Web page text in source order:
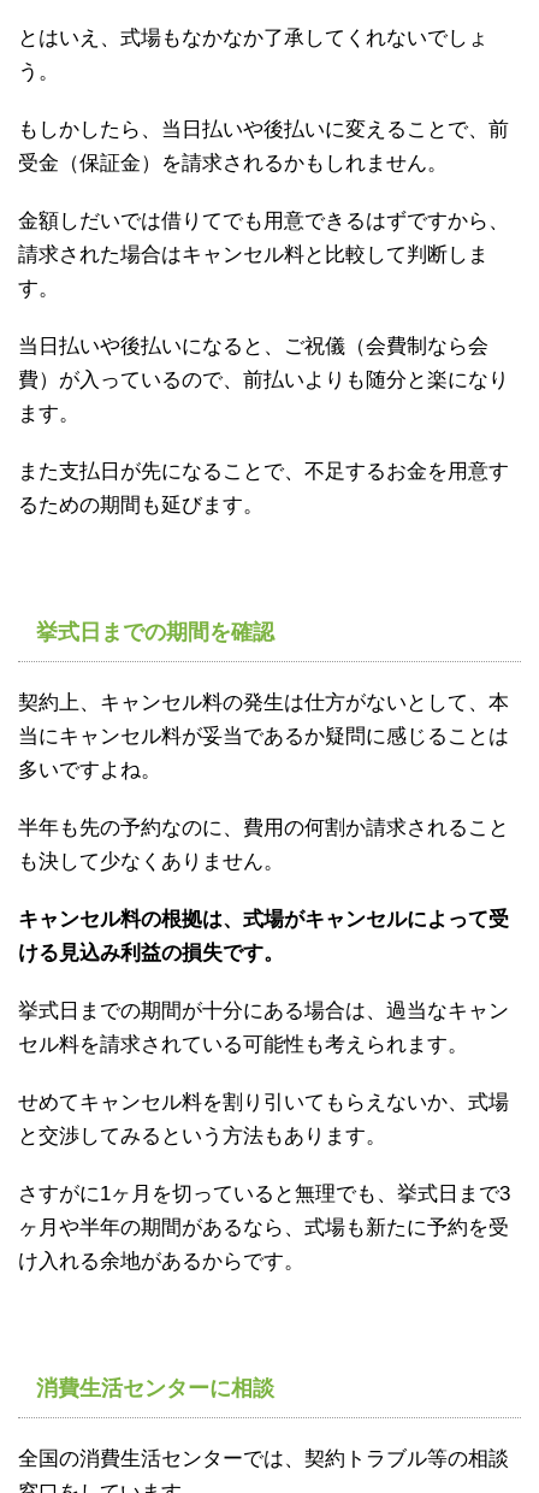
とはいえ、式場もなかなか了承してくれないでしょ
う。
もしかしたら、当日払いや後払いに変えることで、前
受金（保証金）を請求されるかもしれません。
金額しだいでは借りてでも用意できるはずですから、
請求された場合はキャンセル料と比較して判断しま
す。
当日払いや後払いになると、ご祝儀（会費制なら会
費）が入っているので、前払いよりも随分と楽になり
ます。
また支払日が先になることで、不足するお金を用意す
るための期間も延びます。
挙式日までの期間を確認
契約上、キャンセル料の発生は仕方がないとして、本
当にキャンセル料が妥当であるか疑問に感じることは
多いですよね。
半年も先の予約なのに、費用の何割か請求されること
も決して少なくありません。
キャンセル料の根拠は、式場がキャンセルによって受
ける見込み利益の損失です。
挙式日までの期間が十分にある場合は、過当なキャン
セル料を請求されている可能性も考えられます。
せめてキャンセル料を割り引いてもらえないか、式場
と交渉してみるという方法もあります。
さすがに1ヶ月を切っていると無理でも、挙式日まで3
ヶ月や半年の期間があるなら、式場も新たに予約を受
け入れる余地があるからです。
消費生活センターに相談
全国の消費生活センターでは、契約トラブル等の相談